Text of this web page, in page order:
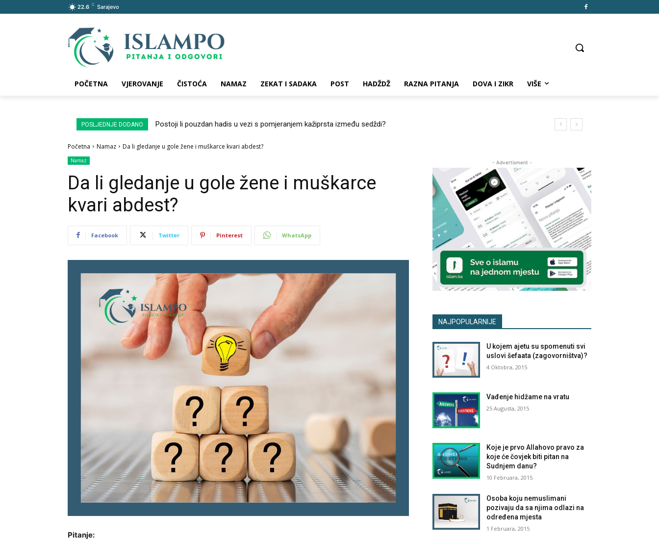
22.6 C Sarajevo
POČETNA VJEROVANJE ČISTOĆA NAMAZ ZEKAT I SADAKA POST HADŽDŽ RAZNA PITANJA DOVA I ZIKR VIŠE
POSLJEDNJE DODANO Postoji li pouzdan hadis u vezi s pomjeranjem kažiprsta između sedždi?
Početna Namaz Da li gledanje u gole žene i muškarce kvari abdest?
Namaz
Da li gledanje u gole žene i muškarce
kvari abdest?
Facebook Twitter Pinterest WhatsApp
Pitanje:
- Advertisment -
NAJPOPULARNIJE
U kojem ajetu su spomenuti svi
uslovi šefaata (zagovorništva)?
4 Oktobra, 2015
Vađenje hidžame na vratu
25 Augusta, 2015
Koje je prvo Allahovo pravo za
koje će čovjek biti pitan na
Sudnjem danu?
10 Februara, 2015
Osoba koju nemuslimani
pozivaju da sa njima odlazi na
određena mjesta
1 Februara, 2015